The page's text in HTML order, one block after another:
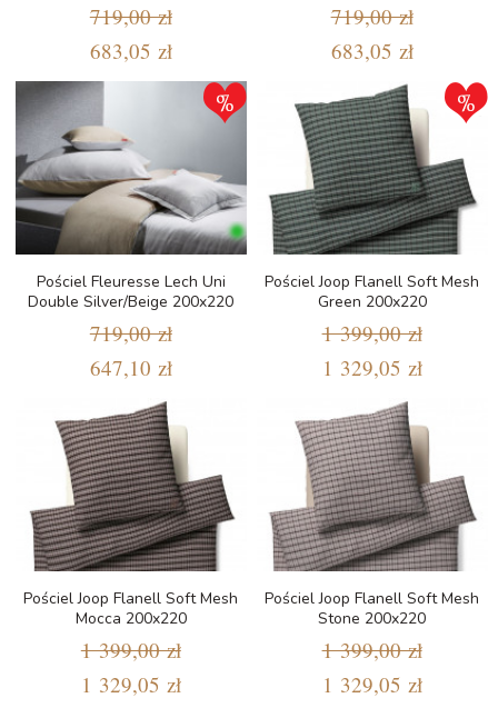
719,00 zł
683,05 zł
719,00 zł
683,05 zł
Pościel Fleuresse Lech Uni
Double Silver/Beige 200x220
719,00 zł
647,10 zł
Pościel Joop Flanell Soft Mesh
Green 200x220
1 399,00 zł
1 329,05 zł
Pościel Joop Flanell Soft Mesh
Mocca 200x220
1 399,00 zł
1 329,05 zł
Pościel Joop Flanell Soft Mesh
Stone 200x220
1 399,00 zł
1 329,05 zł